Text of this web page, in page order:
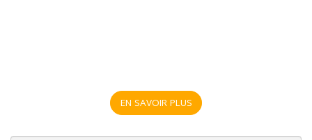
EN SAVOIR PLUS